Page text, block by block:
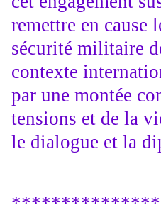
remettre en cause
sécurité militaire
contexte
par une montée
tensions et de la
le dialogue et la